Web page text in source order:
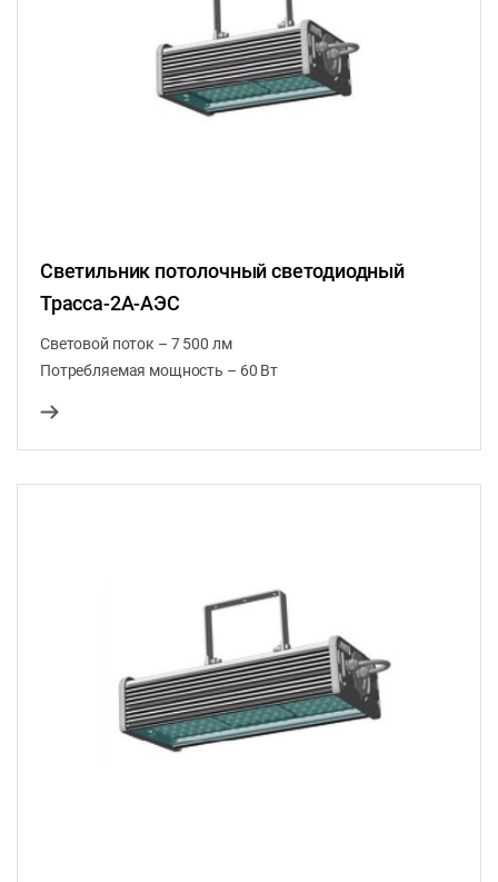
Светильник потолочный светодиодный
Трасса-2A-АЭС
Световой поток – 7 500 лм
Потребляемая мощность – 60 Вт